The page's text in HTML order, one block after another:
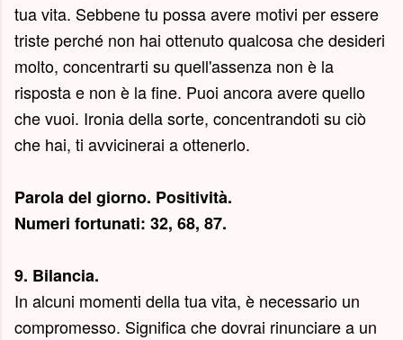
tua vita. Sebbene tu possa avere motivi per essere
triste perché non hai ottenuto qualcosa che desideri
molto, concentrarti su quell'assenza non è la
risposta e non è la fine. Puoi ancora avere quello
che vuoi. Ironia della sorte, concentrandoti su ciò
che hai, ti avvicinerai a ottenerlo.
Parola del giorno. Positività.
Numeri fortunati: 32, 68, 87.
9. Bilancia.
In alcuni momenti della tua vita, è necessario un
compromesso. Significa che dovrai rinunciare a un